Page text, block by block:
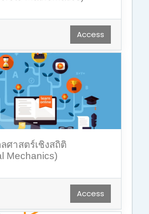
Access
ศาสตร์เชิงสถิติ
Mechanics)
Access